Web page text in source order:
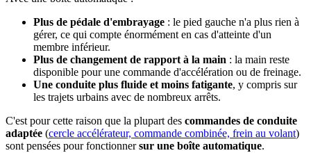
Plus de pédale d'embrayage : le pied gauche n'a plus rien à
gérer, ce qui compte énormément en cas d'atteinte d'un
membre inférieur.
Plus de changement de rapport à la main : la main reste
disponible pour une commande d'accélération ou de freinage.
Une conduite plus fluide et moins fatigante, y compris sur
les trajets urbains avec de nombreux arrêts.
C'est pour cette raison que la plupart des commandes de conduite
adaptée (cercle accélérateur, commande combinée, frein au volant)
sont pensées pour fonctionnersur une boîte automatique.